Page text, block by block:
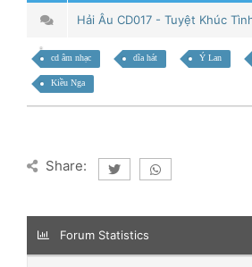
Hải Âu CD017 - Tuyệt Khúc
cd âm nhạc dĩa hát Ý Lan
Kiều Nga
Share:
Forum Statistics